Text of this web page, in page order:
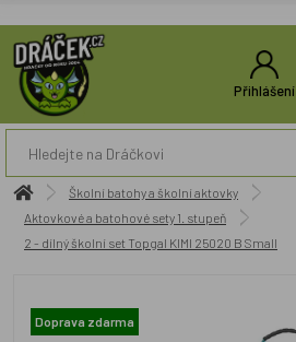
Přihlášení
Školní batohy a školní aktovky
Aktovkové a batohové sety 1. stupeň
2 - dílný školní set Topgal KIMI 25020 B Small
Doprava zdarma